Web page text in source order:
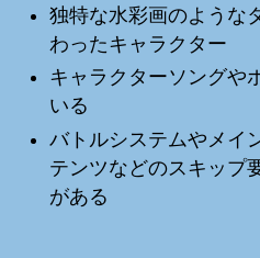
独特な水彩画のような
わったキャラクター
キャラクターソングや
いる
バトルシステムやメイ
テンツなどのスキップ
がある